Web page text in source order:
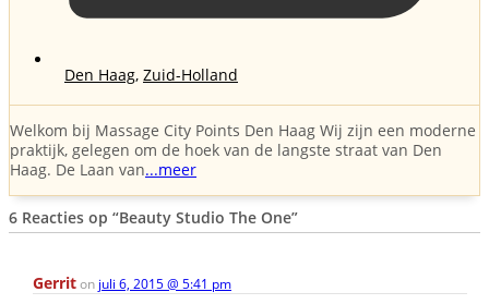
Den Haag, Zuid-Holland
Welkom bij Massage City Points Den Haag Wij zijn een moderne
praktijk, gelegen om de hoek van de langste straat van Den
Haag. De Laan van...meer
6 Reacties op “Beauty Studio The One”
Gerriton juli 6, 2015 @ 5:41 pm